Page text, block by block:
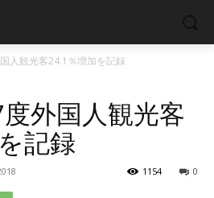
人観光客24.1％増加を記録
外国人観光客
記録
0
1154